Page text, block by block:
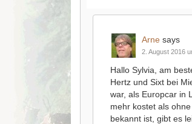
Arne says
2. August 2016
Hallo Sylvia, am
Hertz und Sixt bei
war, als Europcar in
mehr kostet als
bekannt ist, gibt es